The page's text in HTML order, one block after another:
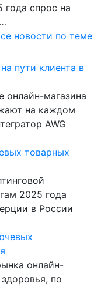
спрос на
новости по теме
пути клиента в
магазина
на каждом
AWG
товарных
2025 года
в России
онлайн-
по